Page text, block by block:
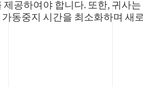
공하여야 합니다. 또한, 귀사
동중지 시간을 최소화하며 새